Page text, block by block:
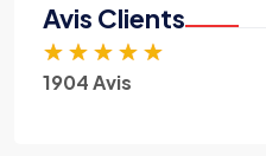
Avis Clients
★ ★ ★ ★ ★
1904 Avis